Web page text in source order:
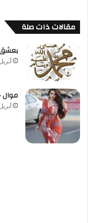
مقالات ذات صلة
أبريل 25,
موال
أبريل 25,